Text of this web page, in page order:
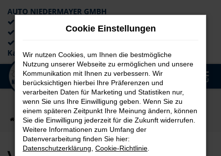
Zum
Hauptinhalt
springen
AUTO NIEDERMAYER GMBH
Lieferung an die Haustür
Kaufabwicklung
MENÜ
Startseite Passau VW VW Taigo für Passau Top Angebote
Cookie Einstellungen
Wir nutzen Cookies, um Ihnen die bestmögliche
Nutzung unserer Webseite zu ermöglichen und unsere
Kommunikation mit Ihnen zu verbessern. Wir
berücksichtigen hierbei Ihre Präferenzen und
verarbeiten Daten für Marketing und Statistiken nur,
wenn Sie uns Ihre Einwilligung geben. Wenn Sie zu
einem späteren Zeitpunkt Ihre Meinung ändern, können
Sie die Einwilligung jederzeit für die Zukunft widerrufen.
Weitere Informationen zum Umfang der
Datenverarbeitung finden Sie hier:
Datenschutzerklärung Cookie-Richtlinie